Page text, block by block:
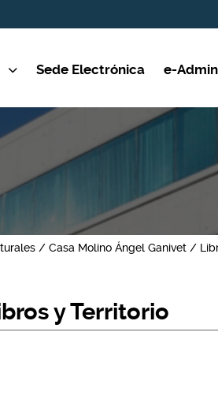
Sede Electrónica e-
Casa Molino Ángel Ganivet
y Territorio